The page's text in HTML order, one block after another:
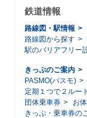
鉄道情報
路線図・駅情報
路線図から探す
駅のバリアフリー
きっぷのご案内
PASMO(パスモ)
定期１つで２ルー
団体乗車券
お
きっぷ・乗車券の